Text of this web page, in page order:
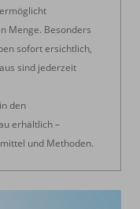
Menge. Besonders
sofort ersichtlich,
sind jederzeit
den
erhältlich –
und Methoden.